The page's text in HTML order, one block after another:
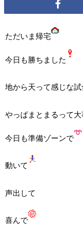
ただいま帰宅
今日も勝ちました
地から天って感じな試
やっぱまとまるって大
今日も準備ゾーンで
動いて
声出して
喜んで